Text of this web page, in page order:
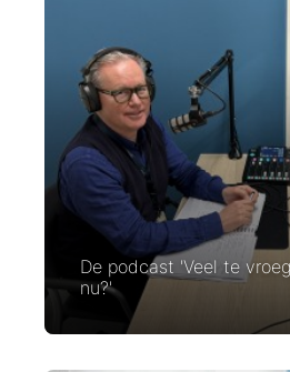
De podcast 'Veel te
nu?'